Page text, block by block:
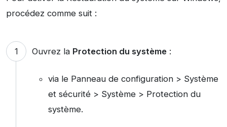
procédez comme suit :
Ouvrez la Protection du système:
via le Panneau de configuration > Système
et sécurité > Système > Protection du
système.